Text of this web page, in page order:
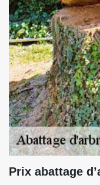
Prix abattage